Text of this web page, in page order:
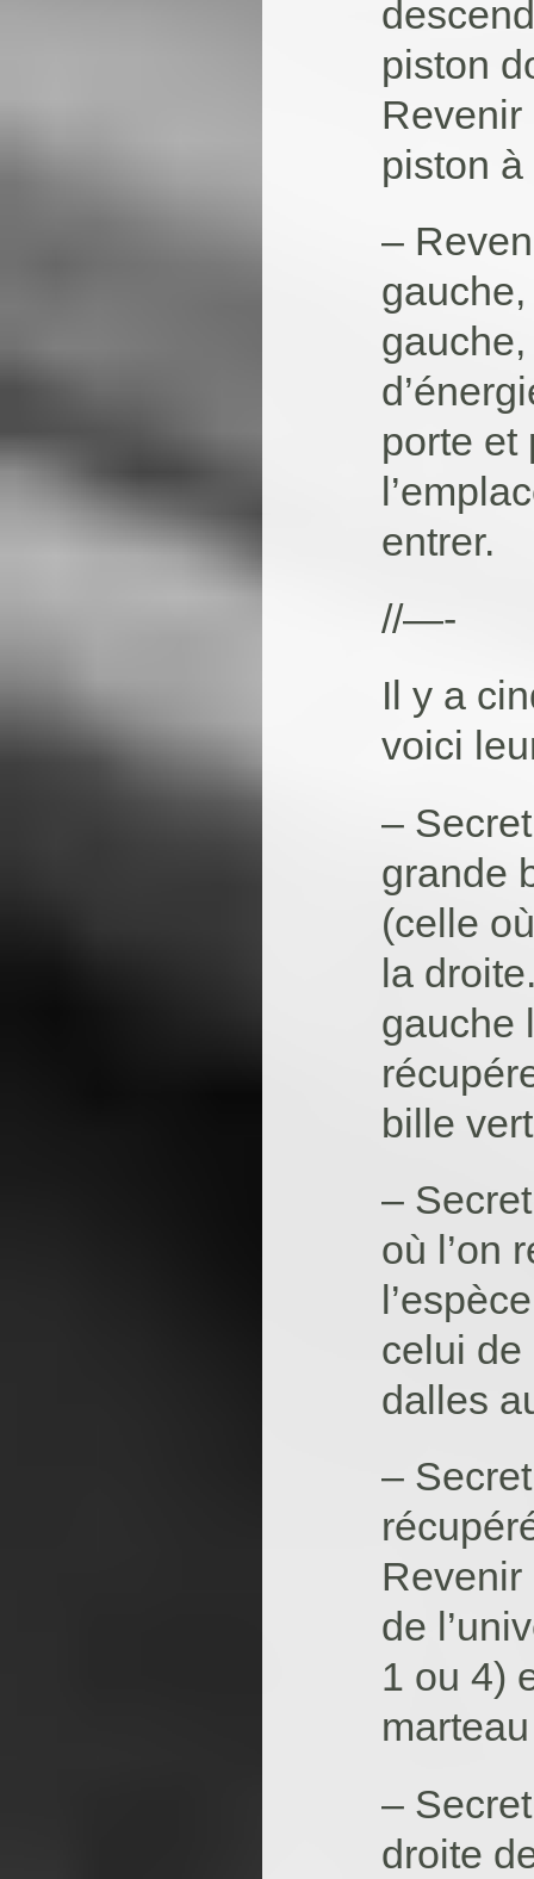
piston
Revenir
piston
–
porte et
entrer.
//—-
Il y a
voici
–
grande
(celle
la
gauche
bille
–
où l’on
celui de
dalles
–
Revenir
de
1 ou 4)
–
droite